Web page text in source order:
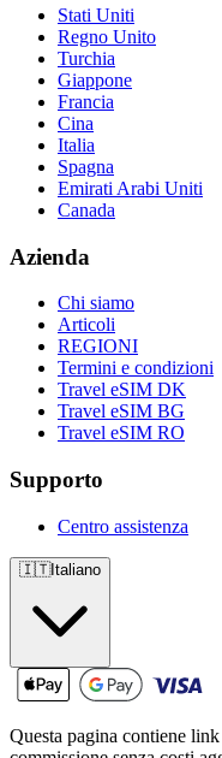
Stati Uniti
Regno Unito
Turchia
Giappone
Francia
Cina
Italia
Spagna
Emirati Arabi Uniti
Canada
Azienda
Chi siamo
Articoli
REGIONI
Termini e condizioni
Travel eSIM DK
Travel eSIM BG
Travel eSIM RO
Supporto
Centro assistenza
🇮🇹Italiano
Questa pagina contiene